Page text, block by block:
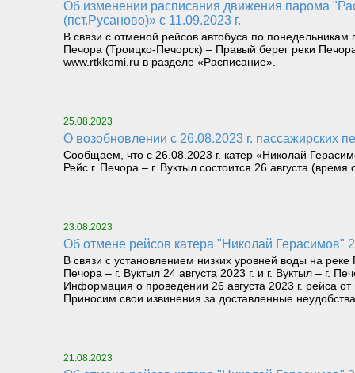
Об изменении расписания движения парома "Расью" на маршруте «Левый берег реки Печора (Троицко-Печорск) – Правый берег реки Печора
(пст.Русаново)» с 11.09.2023 г.
В связи с отменой рейсов автобуса по
Печора (Троицко-Печорск) – Правый берег реки
www.rtkkomi.ru в разделе «Расписание».
25.08.2023
О возобновлении с 26.08.2023 г. пассажирских
Сообщаем, что с 26.08.2023 г. катер «Николай
Рейс г. Печора – г. Вуктыл состоится 26 августа
23.08.2023
Об отмене рейсов катера "Николай Герасимов"
В связи с установлением низких уровней воды на
Печора – г. Вуктыл 24 августа 2023 г. и г. Вуктыл – г.
Информация о проведении 26 августа 2023 г. рейса
Приносим свои извинения за доставленные
21.08.2023